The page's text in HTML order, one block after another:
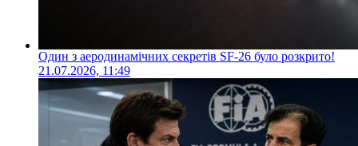
Один з аеродинамічних секретів SF-26 було розкрито!
21.07.2026, 11:49